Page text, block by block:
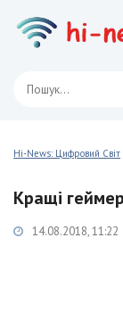
Hi-News: Цифровий Світ
Кращі
14.08.2018, 11:22